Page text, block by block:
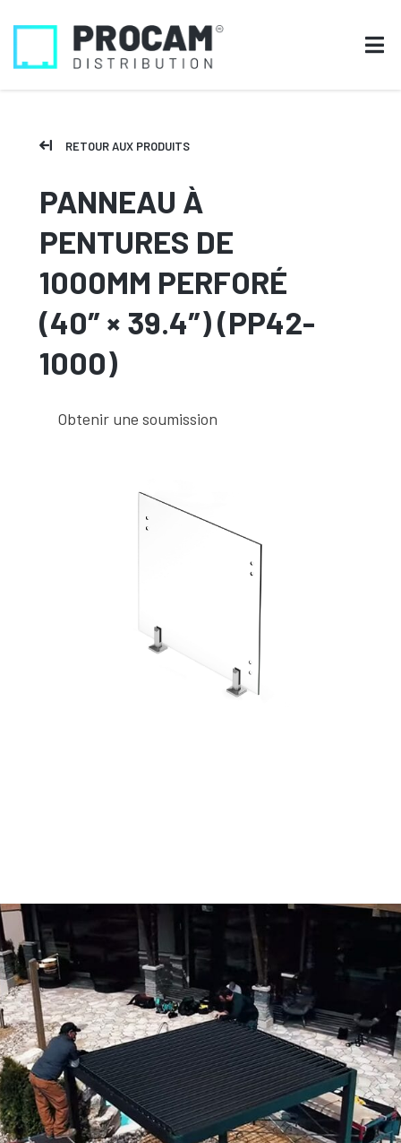
RETOUR AUX PRODUITS
PANNEAU À
PENTURES DE
1000MM PERFORÉ
(40″ × 39.4″) (PP42-
1000)
Obtenir une soumission